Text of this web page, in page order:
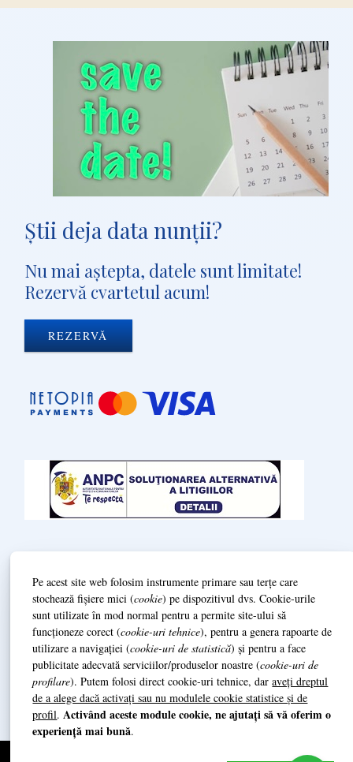
Ştii deja data nunţii?
Nu mai aştepta, datele sunt limitate!
Rezervă cvartetul acum!
REZERVĂ
Politică de Confidenționalitate (GDPR)
ivrare și prestarea serviciilor
Date de identificare / Impressum
Politica de Anulare și Despăgubiri
Pe acest site web folosim instrumente primare sau terțe care
stochează fișiere mici (cookie) pe dispozitivul dvs. Cookie-urile
sunt utilizate în mod normal pentru a permite site-ului să
funcționeze corect (cookie-uri tehnice), pentru a genera rapoarte de
utilizare a navigației (cookie-uri de statistică) și pentru a face
publicitate adecvată serviciilor/produselor noastre (cookie-uri de
profilare). Putem folosi direct cookie-uri tehnice, daraveți dreptul
de a alege dacă activați sau nu modulele cookie statistice și de
profil.Activând aceste module cookie, ne ajutați să vă oferim o
experiență mai bună.